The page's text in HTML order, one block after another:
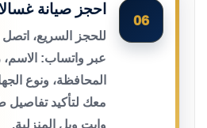
06
احجز صيانة
للحجز السريع، اتصل
عبر واتساب: الاسم،
المحافظة، ونوع
معك لتأكيد
وايت ويل المنزلية.